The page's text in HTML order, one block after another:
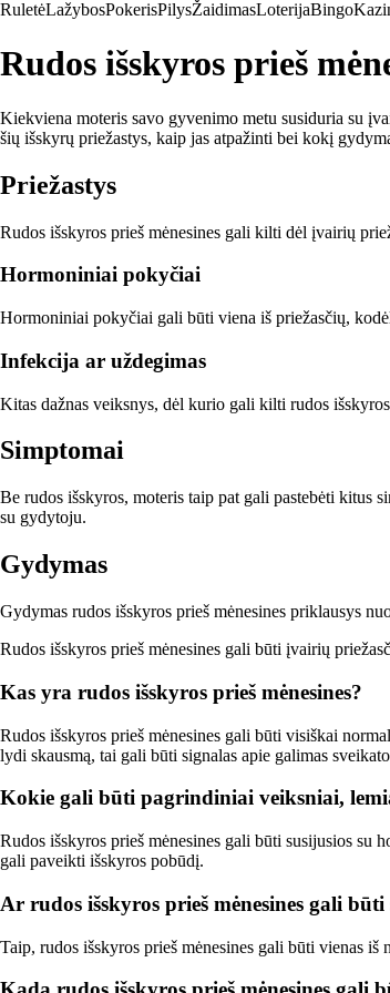
RuletėLažybosPokerisPilysŽaidimasLoterijaBingo
Rudos išskyros prieš
Kiekviena moteris savo gyvenimo metu susiduria su
šių išskyrų priežastys, kaip jas atpažinti bei kokį
Priežastys
Rudos išskyros prieš mėnesines gali kilti dėl įvairių
Hormoniniai pokyčiai
Hormoniniai pokyčiai gali būti viena iš priežasčių,
Infekcija ar uždegimas
Kitas dažnas veiksnys, dėl kurio gali kilti rudos
Simptomai
Be rudos išskyros, moteris taip pat gali pastebėti kitus
su gydytoju.
Gydymas
Gydymas rudos išskyros prieš mėnesines priklausys
Rudos išskyros prieš mėnesines gali būti įvairių
Kas yra rudos išskyros prieš mėnesines?
Rudos išskyros prieš mėnesines gali būti visiškai
lydi skausmą, tai gali būti signalas apie galimas
Kokie gali būti pagrindiniai veiksniai,
Rudos išskyros prieš mėnesines gali būti susijusios
gali paveikti išskyros pobūdį.
Ar rudos išskyros prieš mėnesines gali būti
Taip, rudos išskyros prieš mėnesines gali būti vienas